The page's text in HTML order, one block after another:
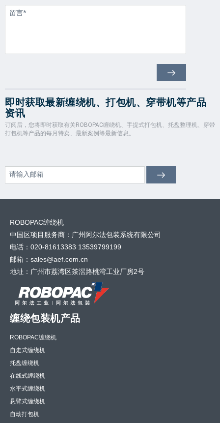
即时获取最新缠绕机、打包机、穿带机等产品
资讯
订阅后，您将即时获取有关ROBOPAC缠绕机、手提式打包机、托盘整理机、穿带
打包机等产品的每月特卖、最新案例等最新信息。
ROBOPAC缠绕机
中国区项目服务商：广州阿尔法包装系统有限公司
电话：020-81613383 13539799199
邮箱：sales@aef.com.cn
地址：广州市荔湾区茶滘路桃湾工业厂房2号
缠绕包装机产品
ROBOPAC缠绕机
自走式缠绕机
托盘缠绕机
在线式缠绕机
水平式缠绕机
悬臂式缠绕机
自动打包机